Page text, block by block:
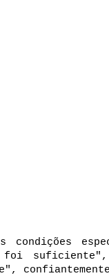
condições
foi